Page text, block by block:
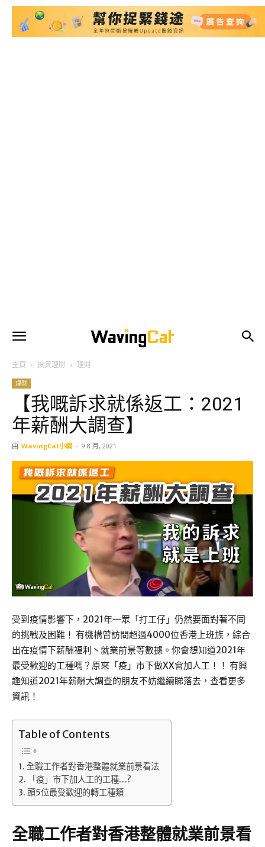
主頁 投資理財 理財
理財
【我嘅訴求就係返工：2021
年薪酬大調查】
由 WavingCat小編 - 9 8 月, 2021
受到疫情影響下，2021年一眾「打工仔」仍然要面對著不同
的挑戰及困難！ 有機構曾訪問超過4000位香港上班族，綜合
出在疫情下薪酬福利丶就業前景等數據。你會想知道2021年
最受歡迎的工種嗎？原來「疫」市下做XX會加人工！！ 有興
趣知道2021年薪酬大調查的朋友不妨繼續睇落去，查看更多
資訊！
Table of Contents
全職工作者對香港整體就業前景看法
「疫」市下加人工的工種…?
頭5位最受歡迎的轉工種類
全職工作者對香港整體就業前景看